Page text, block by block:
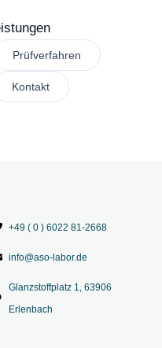
Prüfverfahren
Kontakt
+49 ( 0 ) 6022 81-2668
info@aso-labor.de
Glanzstoffplatz 1, 63906
Erlenbach